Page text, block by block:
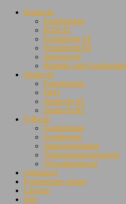
Zivilrecht
Eselsbrücken
BGB AT
Schuldrecht AT
Schuldrecht BT
Sachenrecht
Handels- und
Strafrecht
Eselsbrücken
StPO
Strafrecht AT
Strafrecht BT
Ö-Recht
Eselsbrücken
Grundrechte
Staatsorganisation
Verfassungsprozessrecht
Verwaltungsrecht
Onlinekurs
Kommentare mieten
Literatur
Jobs